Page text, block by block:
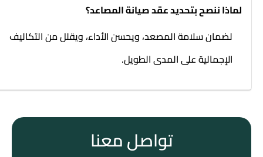
لماذا ننصح بتحديد عقد صيانة المصاعد؟
لضمان سلامة المصعد، ويحسن الأداء، ويقلل من التكاليف
الإجمالية على المدى الطويل.
تواصل معنا